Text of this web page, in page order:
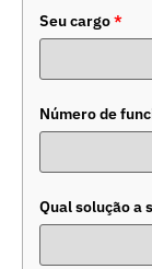
Seu cargo*
Número de
Qual solução a